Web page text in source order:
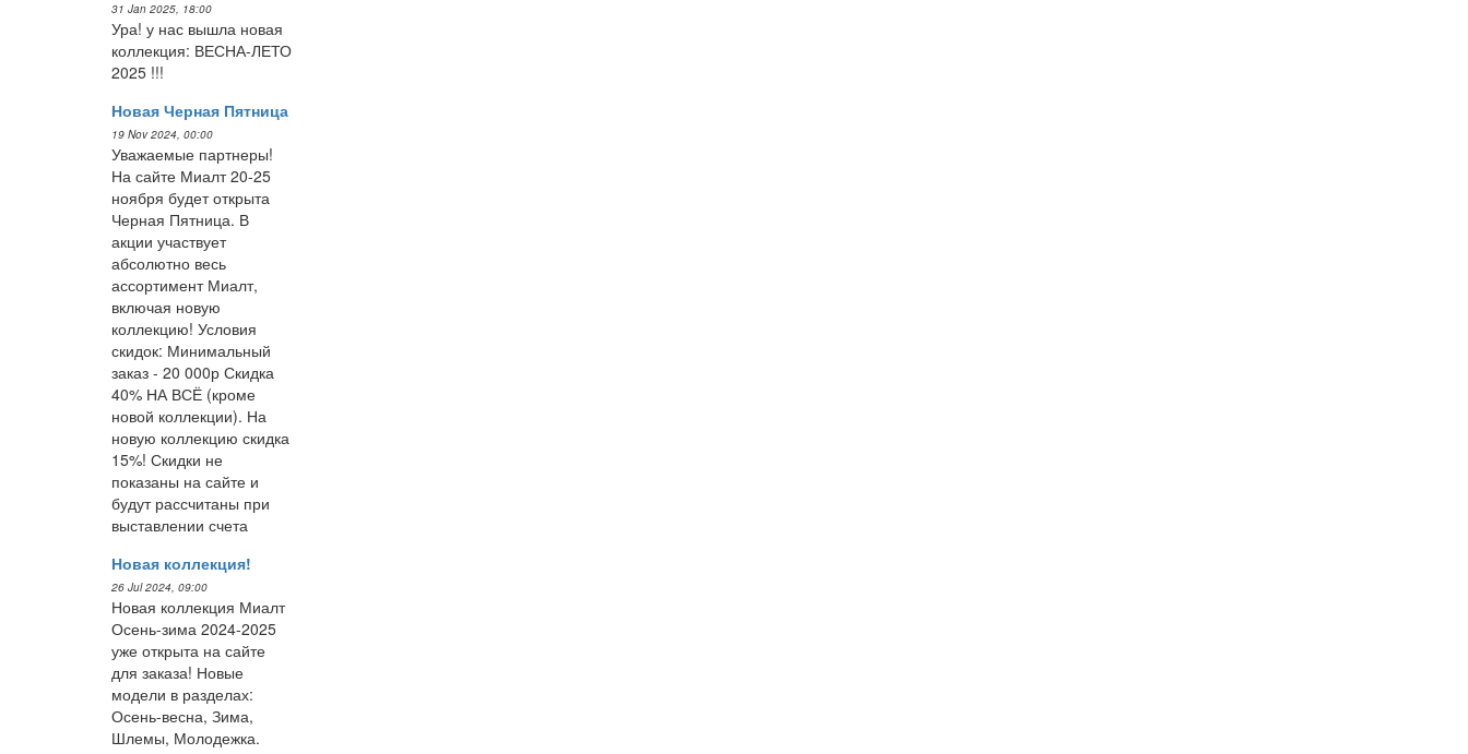
31 Jan 2025, 18:00
Ура! у нас вышла новая
коллекция: ВЕСНА-ЛЕТО
2025 !!!
Новая Черная Пятница
19 Nov 2024, 00:00
Уважаемые партнеры!
На сайте Миалт 20-25
ноября будет открыта
Черная Пятница. В
акции участвует
абсолютно весь
ассортимент Миалт,
включая новую
коллекцию! Условия
скидок: Минимальный
заказ - 20 000р Скидка
40% НА ВСЁ (кроме
новой коллекции). На
новую коллекцию скидка
15%! Скидки не
показаны на сайте и
будут рассчитаны при
выставлении счета
Новая коллекция!
26 Jul 2024, 09:00
Новая коллекция Миалт
Осень-зима 2024-2025
уже открыта на сайте
для заказа! Новые
модели в разделах:
Осень-весна, Зима,
Шлемы, Молодежка.